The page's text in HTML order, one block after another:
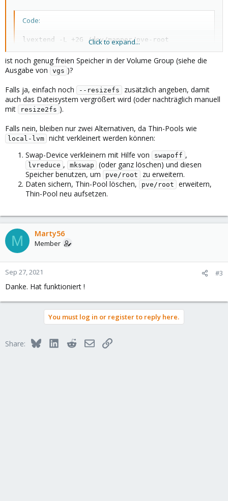
Code:
lvextend -L +2G /dev/mapper/pve-root
machen oder muss ich sonst noch etwas beachten?
Click to expand...
ist noch genug freien Speicher in der Volume Group (siehe die
Ausgabe von
vgs )?
Falls ja, einfach noch
--resizefs
zusätzlich angeben, damit
auch das Dateisystem vergrößert wird (oder nachträglich manuell
mit
resize2fs ).
Falls nein, bleiben nur zwei Alternativen, da Thin-Pools wie
local-lvm nicht verkleinert werden können:
Swap-Device verkleinern mit Hilfe von
swapoff ,
lvreduce , mkswap
(oder ganz löschen) und diesen
Speicher benutzen, um
pve/root
zu erweitern.
Daten sichern, Thin-Pool löschen,
pve/root
erweitern,
Thin-Pool neu aufsetzen.
M Marty56
Member
Sep 27, 2021 #3
Danke. Hat funktioniert !
You must log in or register to reply here.
Share: BlueskyLinkedInRedditEmailLink